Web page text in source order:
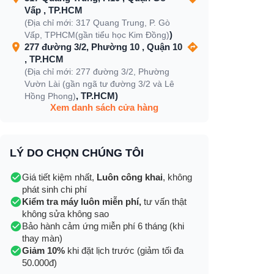
Vấp , TP.HCM
(Địa chỉ mới: 317 Quang Trung, P. Gò
Vấp, TPHCM(gần tiểu học Kim Đồng))
277 đường 3/2, Phường 10 , Quận 10
, TP.HCM
(Địa chỉ mới: 277 đường 3/2, Phường
Vườn Lài (gần ngã tư đường 3/2 và Lê
Hồng Phong), TP.HCM)
Xem danh sách cửa hàng
LÝ DO CHỌN CHÚNG TÔI
Giá tiết kiệm nhất, Luôn công khai, không
phát sinh chi phí
Kiểm tra máy luôn miễn phí, tư vấn thật
không sửa không sao
Bảo hành cảm ứng miễn phí 6 tháng (khi
thay màn)
Giảm 10% khi đặt lịch trước (giảm tối đa
50.000đ)